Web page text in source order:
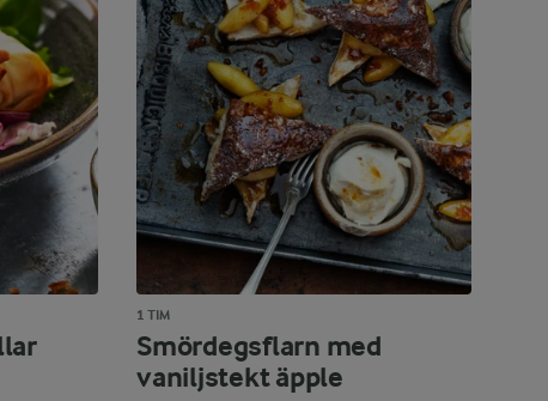
1 TIM
Smördegsflarn med
vaniljstekt äpple